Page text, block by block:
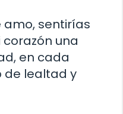
amo, sentirías
una
en cada
de lealtad y